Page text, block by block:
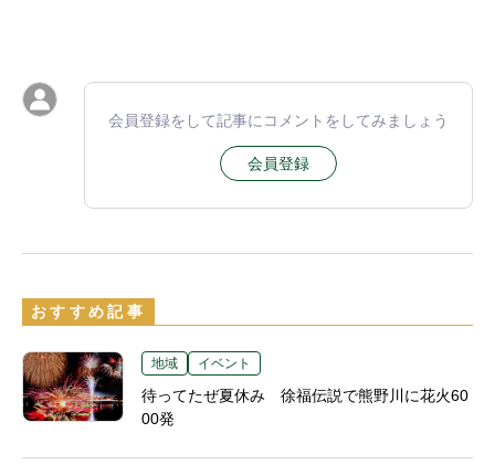
会員登録をして記事にコメントをしてみましょう
会員登録
おすすめ記事
地域 イベント
待ってたぜ夏休み 徐福伝説で熊野川に花火60
00発